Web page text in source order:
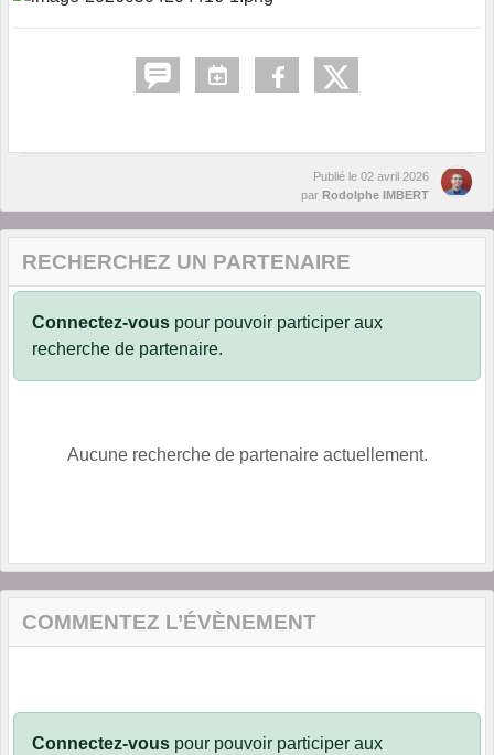
Publié le 02 avril 2026
par Rodolphe IMBERT
RECHERCHEZ UN PARTENAIRE
Connectez-vous pour pouvoir participer aux
recherche de partenaire.
Aucune recherche de partenaire actuellement.
COMMENTEZ L’ÉVÈNEMENT
Connectez-vous pour pouvoir participer aux